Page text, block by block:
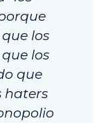
los
los
que
haters